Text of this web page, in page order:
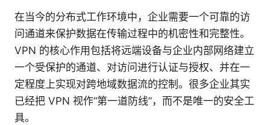
在当今的分布式工作环境中，企业需要一个可靠的访
问通道来保护数据在传输过程中的机密性和完整性。
VPN 的核心作用包括将远端设备与企业内部网络建立
一个受保护的通道、对访问进行认证与授权、并在一
定程度上实现对跨地域数据流的控制。很多企业其实
已经把 VPN 视作“第一道防线”，而不是唯一的安全工
具。